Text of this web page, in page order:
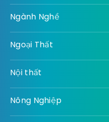
Ngành Nghề
Ngoại Thất
Nội thất
Nông Nghiệp